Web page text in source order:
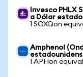
Invesco PHLX
a Dólar
1 SOXQon
Amphenol
1 APHon